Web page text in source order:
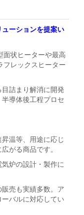
ーションを提案い
面状ヒーターや最高
レックスヒーター
詰まり解消に開発
導体後工程プロセ
温等、用途に応じ
がる商品です。
炉の設計・製作に
売も実績多数。ア
バルに対応してい